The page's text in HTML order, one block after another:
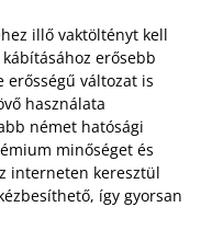
illő vaktöltényt kell
erősebb
erősségű változat is
használata
német hatósági
minőséget és
interneten keresztül
így gyorsan